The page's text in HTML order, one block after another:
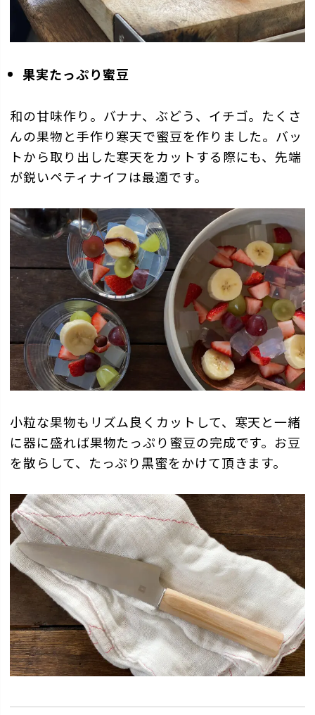
果実たっぷり蜜豆
和の甘味作り。バナナ、ぶどう、イチゴ。たくさ
んの果物と手作り寒天で蜜豆を作りました。バッ
トから取り出した寒天をカットする際にも、先端
が鋭いペティナイフは最適です。
小粒な果物もリズム良くカットして、寒天と一緒
に器に盛れば果物たっぷり蜜豆の完成です。お豆
を散らして、たっぷり黒蜜をかけて頂きます。